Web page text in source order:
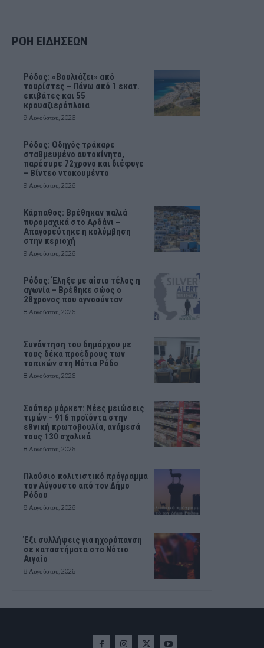
ΡΟΗ ΕΙΔΗΣΕΩΝ
Ρόδος: «Βουλιάζει» από
τουρίστες – Πάνω από 1 εκατ.
επιβάτες και 55
κρουαζιερόπλοια
9 Αυγούστου, 2026
Ρόδος: Οδηγός τράκαρε
σταθμευμένο αυτοκίνητο,
παρέσυρε 72χρονο και διέφυγε
– Βίντεο ντοκουμέντο
9 Αυγούστου, 2026
Κάρπαθος: Βρέθηκαν παλιά
πυρομαχικά στο Αρδάνι –
Απαγορεύτηκε η κολύμβηση
στην περιοχή
9 Αυγούστου, 2026
Ρόδος: Έληξε με αίσιο τέλος η
αγωνία – Βρέθηκε σώος ο
28χρονος που αγνοούνταν
8 Αυγούστου, 2026
Συνάντηση του δημάρχου με
τους δέκα προέδρους των
τοπικών στη Νότια Ρόδο
8 Αυγούστου, 2026
Σούπερ μάρκετ: Νέες μειώσεις
τιμών – 916 προϊόντα στην
εθνική πρωτοβουλία, ανάμεσά
τους 130 σχολικά
8 Αυγούστου, 2026
Πλούσιο πολιτιστικό πρόγραμμα
τον Αύγουστο από τον Δήμο
Ρόδου
8 Αυγούστου, 2026
Έξι συλλήψεις για ηχορύπανση
σε καταστήματα στο Νότιο
Αιγαίο
8 Αυγούστου, 2026